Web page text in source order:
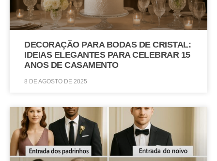
DECORAÇÃO PARA BODAS DE CRISTAL:
IDEIAS ELEGANTES PARA CELEBRAR 15
ANOS DE CASAMENTO
8 DE AGOSTO DE 2025